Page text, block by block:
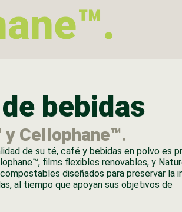
bebidas
Cellophane™.
de su té, café y bebidas en polvo es
films flexibles renovables, y
diseñados para preservar la
al tiempo que apoyan sus objetivos de